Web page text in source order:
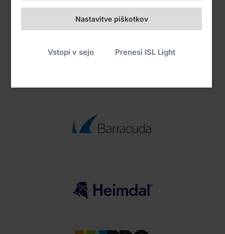
Nastavitve piškotkov
Vstopi v sejo Prenesi ISL Light